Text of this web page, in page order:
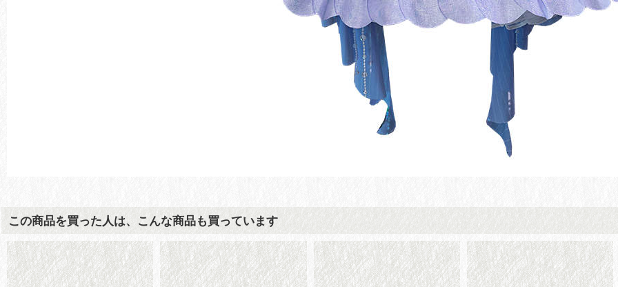
この商品を買った人は、こんな商品も買っています